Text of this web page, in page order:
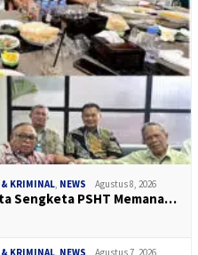
& KRIMINAL, NEWS Agustus 8, 2026
Sengketa PSHT Memana…
& KRIMINAL, NEWS Agustus 7, 2026